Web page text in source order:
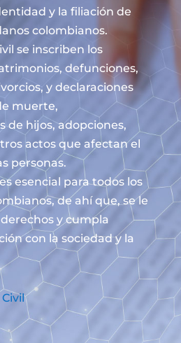
y la filiación de
colombianos.
se inscriben los
defunciones,
y declaraciones
muerte,
de hijos, adopciones,
actos que afectan el
personas.
esencial para todos los
de ahí que, se le
y cumpla
con la sociedad y la